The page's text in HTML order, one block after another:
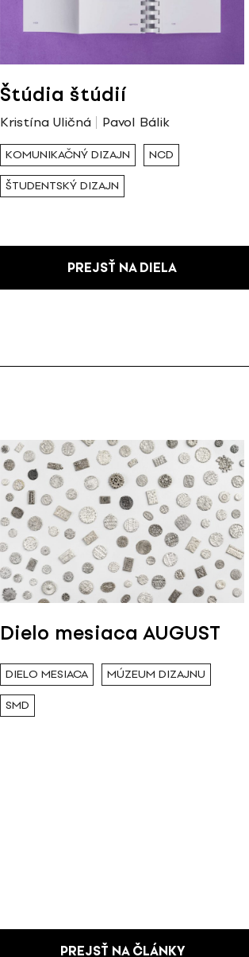
Štúdia štúdií
Kristína Uličná Pavol Bálik
KOMUNIKAČNÝ DIZAJN NCD
ŠTUDENTSKÝ DIZAJN
PREJSŤ NA DIELA
Dielo mesiaca AUGUST
DIELO MESIACA MÚZEUM DIZAJNU
SMD
PREJSŤ NA ČLÁNKY